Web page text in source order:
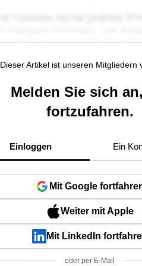
Dieser Artikel ist unseren Mitgliedern
Melden Sie sich
fortzufahren.
Einloggen Ein
Mit Google
Weiter mit Apple
Mit LinkedIn
oder per E-Mail